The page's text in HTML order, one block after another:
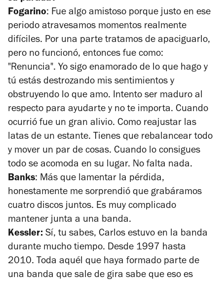
Fogarino: Fue algo amistoso porque justo en ese
periodo atravesamos momentos realmente
difíciles. Por una parte tratamos de apaciguarlo,
pero no funcionó, entonces fue como:
"Renuncia". Yo sigo enamorado de lo que hago y
tú estás destrozando mis sentimientos y
obstruyendo lo que amo. Intento ser maduro al
respecto para ayudarte y no te importa. Cuando
ocurrió fue un gran alivio. Como reajustar las
latas de un estante. Tienes que rebalancear todo
y mover un par de cosas. Cuando lo consigues
todo se acomoda en su lugar. No falta nada.
Banks: Más que lamentar la pérdida,
honestamente me sorprendió que grabáramos
cuatro discos juntos. Es muy complicado
mantener junta a una banda.
Kessler: Sí, tu sabes, Carlos estuvo en la banda
durante mucho tiempo. Desde 1997 hasta
2010. Toda aquél que haya formado parte de
una banda que sale de gira sabe que eso es